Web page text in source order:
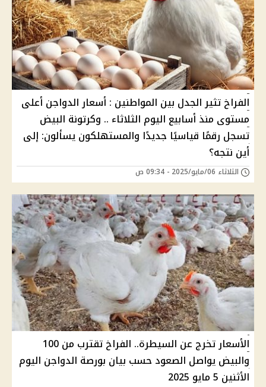
الفراخ تثير الجدل بين المواطنين : أسعار الدواجن أعلى
مستوى منذ أسابيع اليوم الثلاثاء .. وكرتونة البيض
تسجل رقمًا قياسيًا جديدًا والمستهلكون يسألون: إلى
أين نتجه؟
الثلاثاء 06/مايو/2025 - 09:34 ص
الأسعار تخرج عن السيطرة.. الفراخ تقترب من 100
والبيض يواصل الصعود حسب بيان بورصة الدواجن اليوم
الأثنين 5 مايو 2025